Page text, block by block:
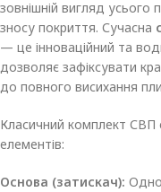
зовнішній вигляд
зносу покриття. Сучасна
— це інноваційний та
дозволяє зафіксувати
до повного висихання
Класичний комплект СВП
елементів:
Основа (затискач):